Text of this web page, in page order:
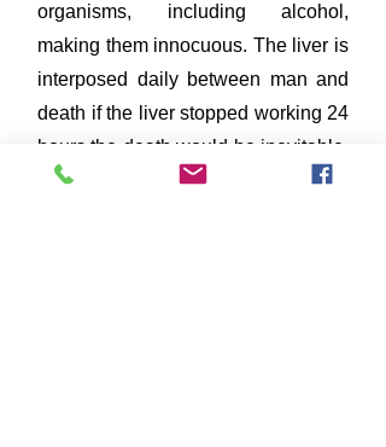
organisms, including alcohol,
making them innocuous. The liver is
interposed daily between man and
death if the liver stopped working 24
hours the death would be inevitable.
there have been cases of living the